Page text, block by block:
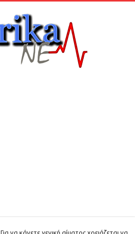
Για να κάνετε γενική αίματος χρειάζεται να